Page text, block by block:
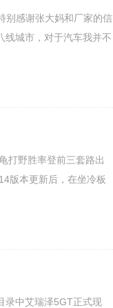
别感谢张大妈和厂家的信
线城市，对于汽车我并不
打野胜率登前三套路出
版本更新后，在坐冷板
录中艾瑞泽5GT正式现